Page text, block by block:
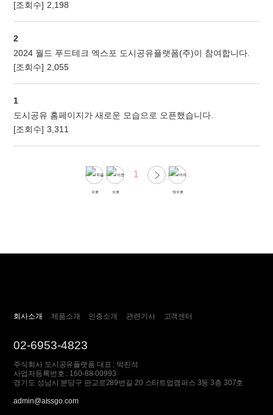
[조회수] 2,198
2
2024 월드 푸드테크 엑스포 도시공유플랫폼(주)이 참여합니다.
[조회수] 2,055
1
도시공유 홈페이지가 새로운 모습으로 오픈했습니다.
[조회수] 3,311
1
회사소개 제품소개 인증소개 관련기사 고객센터
02-6953-4823
주식회사 도시공유플랫폼 대표 : 박진석
사업자등록번호 : 160-88-00993
경기도 성남시 분당구 판교로289번길 20 스타트업캠퍼스 3동 3층 307호
admin@aissgo.com